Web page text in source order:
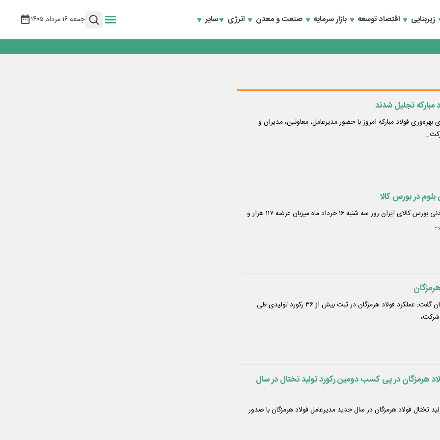
زیربنایی اقتصاد توسعه بازار سرمایه صنعت و معدن انرژی سایر جمعه ۱۶ مرداد ۱۴۰۵
منطقه یک
تجارت و همگرایی منطقه‌ای
تجارت و همگرایی منطقه‌ای
مبارکه تجلیل شدند
فولاد مبارکه امروز با حضور مدیرعامل، معاونین، مدیران و
تالار محصولات صنعتی و معدنی بورس کالای ایران روز سه شنبه ۱۶ خرداد ماه میزبان عرضه ۱۱۷ هزار و
مدیرعامل شرکت فولاد هرمزگان گفت: عملکرد فولاد هرمزگان در ثبت بیش از ۳۶ رکورد تولیدی طی
هرمزگان در پی کسب دومین رکورد تولید تختال در سال
تختال فولاد هرمزگان در سال جدید مدیرعامل فولاد هرمزگان با صدور